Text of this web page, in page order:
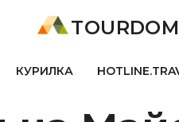
КУРИЛКА